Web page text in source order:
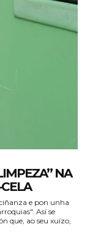
NA
e pon unha
Así se
que, ao seu xuízo,